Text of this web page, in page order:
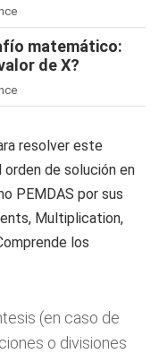
matemático:
de X?
resolver este
de solución en
PEMDAS por sus
Multiplication,
los
(en caso de
o divisiones